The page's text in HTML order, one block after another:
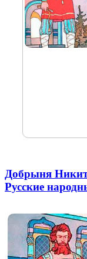
Добрыня
Русские